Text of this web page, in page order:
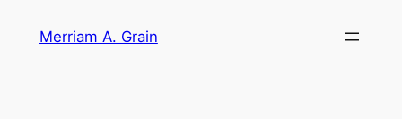
Merriam A. Grain